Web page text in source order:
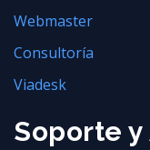
Webmaster
Consultoría
Viadesk
Soporte y